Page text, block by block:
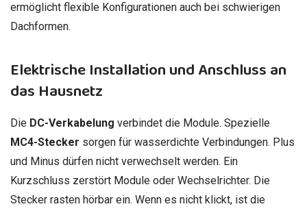
ermöglicht flexible Konfigurationen auch bei schwierigen
Dachformen.
Elektrische Installation und Anschluss an
das Hausnetz
Die DC-Verkabelung verbindet die Module. Spezielle
MC4-Stecker sorgen für wasserdichte Verbindungen. Plus
und Minus dürfen nicht verwechselt werden. Ein
Kurzschluss zerstört Module oder Wechselrichter. Die
Stecker rasten hörbar ein. Wenn es nicht klickt, ist die